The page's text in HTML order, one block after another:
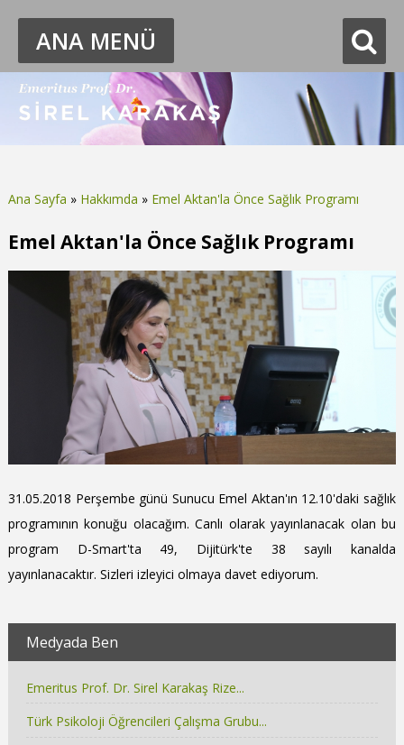
ANA MENÜ
Ana Sayfa » Hakkımda » Emel Aktan'la Önce Sağlık Programı
Emel Aktan'la Önce Sağlık Programı
31.05.2018 Perşembe günü Sunucu Emel Aktan'ın 12.10'daki sağlık
programının konuğu olacağım. Canlı olarak yayınlanacak olan bu
program D-Smart'ta 49, Dijitürk'te 38 sayılı kanalda
yayınlanacaktır. Sizleri izleyici olmaya davet ediyorum.
Medyada Ben
Emeritus Prof. Dr. Sirel Karakaş Rize...
Türk Psikoloji Öğrencileri Çalışma Grubu...